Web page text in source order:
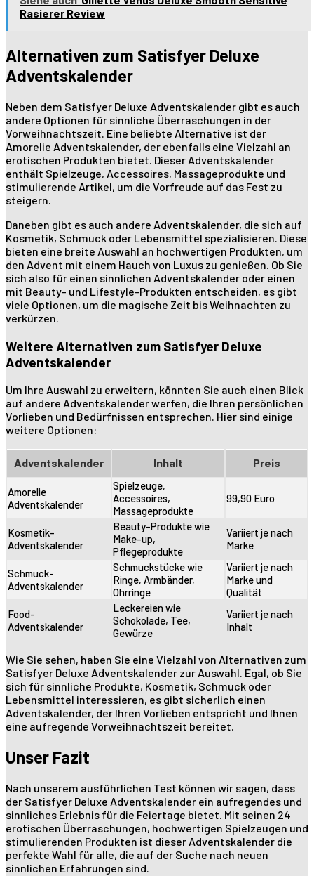
Rasierer Review
Alternativen zum Satisfyer Deluxe
Adventskalender
Neben dem Satisfyer Deluxe Adventskalender gibt es auch
andere Optionen für sinnliche Überraschungen in der
Vorweihnachtszeit. Eine beliebte Alternative ist der
Amorelie Adventskalender, der ebenfalls eine Vielzahl an
erotischen Produkten bietet. Dieser Adventskalender
enthält Spielzeuge, Accessoires, Massageprodukte und
stimulierende Artikel, um die Vorfreude auf das Fest zu
steigern.
Daneben gibt es auch andere Adventskalender, die sich auf
Kosmetik, Schmuck oder Lebensmittel spezialisieren. Diese
bieten eine breite Auswahl an hochwertigen Produkten, um
den Advent mit einem Hauch von Luxus zu genießen. Ob Sie
sich also für einen sinnlichen Adventskalender oder einen
mit Beauty- und Lifestyle-Produkten entscheiden, es gibt
viele Optionen, um die magische Zeit bis Weihnachten zu
verkürzen.
Weitere Alternativen zum Satisfyer Deluxe
Adventskalender
Um Ihre Auswahl zu erweitern, könnten Sie auch einen Blick
auf andere Adventskalender werfen, die Ihren persönlichen
Vorlieben und Bedürfnissen entsprechen. Hier sind einige
weitere Optionen:
Adventskalender Inhalt Preis
Amorelie
Adventskalender
Spielzeuge,
Accessoires,
Massageprodukte
99,90 Euro
Kosmetik-
Adventskalender
Beauty-Produkte wie
Make-up,
Pflegeprodukte
Variiert je nach
Marke
Schmuck-
Adventskalender
Schmuckstücke wie
Ringe, Armbänder,
Ohrringe
Variiert je nach
Marke und
Qualität
Food-
Adventskalender
Leckereien wie
Schokolade, Tee,
Gewürze
Variiert je nach
Inhalt
Wie Sie sehen, haben Sie eine Vielzahl von Alternativen zum
Satisfyer Deluxe Adventskalender zur Auswahl. Egal, ob Sie
sich für sinnliche Produkte, Kosmetik, Schmuck oder
Lebensmittel interessieren, es gibt sicherlich einen
Adventskalender, der Ihren Vorlieben entspricht und Ihnen
eine aufregende Vorweihnachtszeit bereitet.
Unser Fazit
Nach unserem ausführlichen Test können wir sagen, dass
der Satisfyer Deluxe Adventskalender ein aufregendes und
sinnliches Erlebnis für die Feiertage bietet. Mit seinen 24
erotischen Überraschungen, hochwertigen Spielzeugen und
stimulierenden Produkten ist dieser Adventskalender die
perfekte Wahl für alle, die auf der Suche nach neuen
sinnlichen Erfahrungen sind.